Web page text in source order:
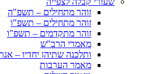
זוהר מתחילים – תשפ"ה
זוהר מתחילים – תשפ"ו
זוהר מתקדמים – תשפ"ו
מאמרי הרב"ש
ותלכנה שתיהן יחדיו –
מאמר הערבות